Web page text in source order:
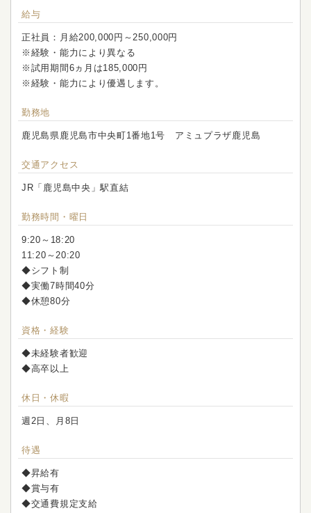
給与
正社員：月給200,000円～250,000円
※経験・能力により異なる
※試用期間6ヵ月は185,000円
※経験・能力により優遇します。
勤務地
鹿児島県鹿児島市中央町1番地1号 アミュプラザ鹿児島
交通アクセス
JR「鹿児島中央」駅直結
勤務時間・曜日
9:20～18:20
11:20～20:20
◆シフト制
◆実働7時間40分
◆休憩80分
資格・経験
◆未経験者歓迎
◆高卒以上
休日・休暇
週2日、月8日
待遇
◆昇給有
◆賞与有
◆交通費規定支給